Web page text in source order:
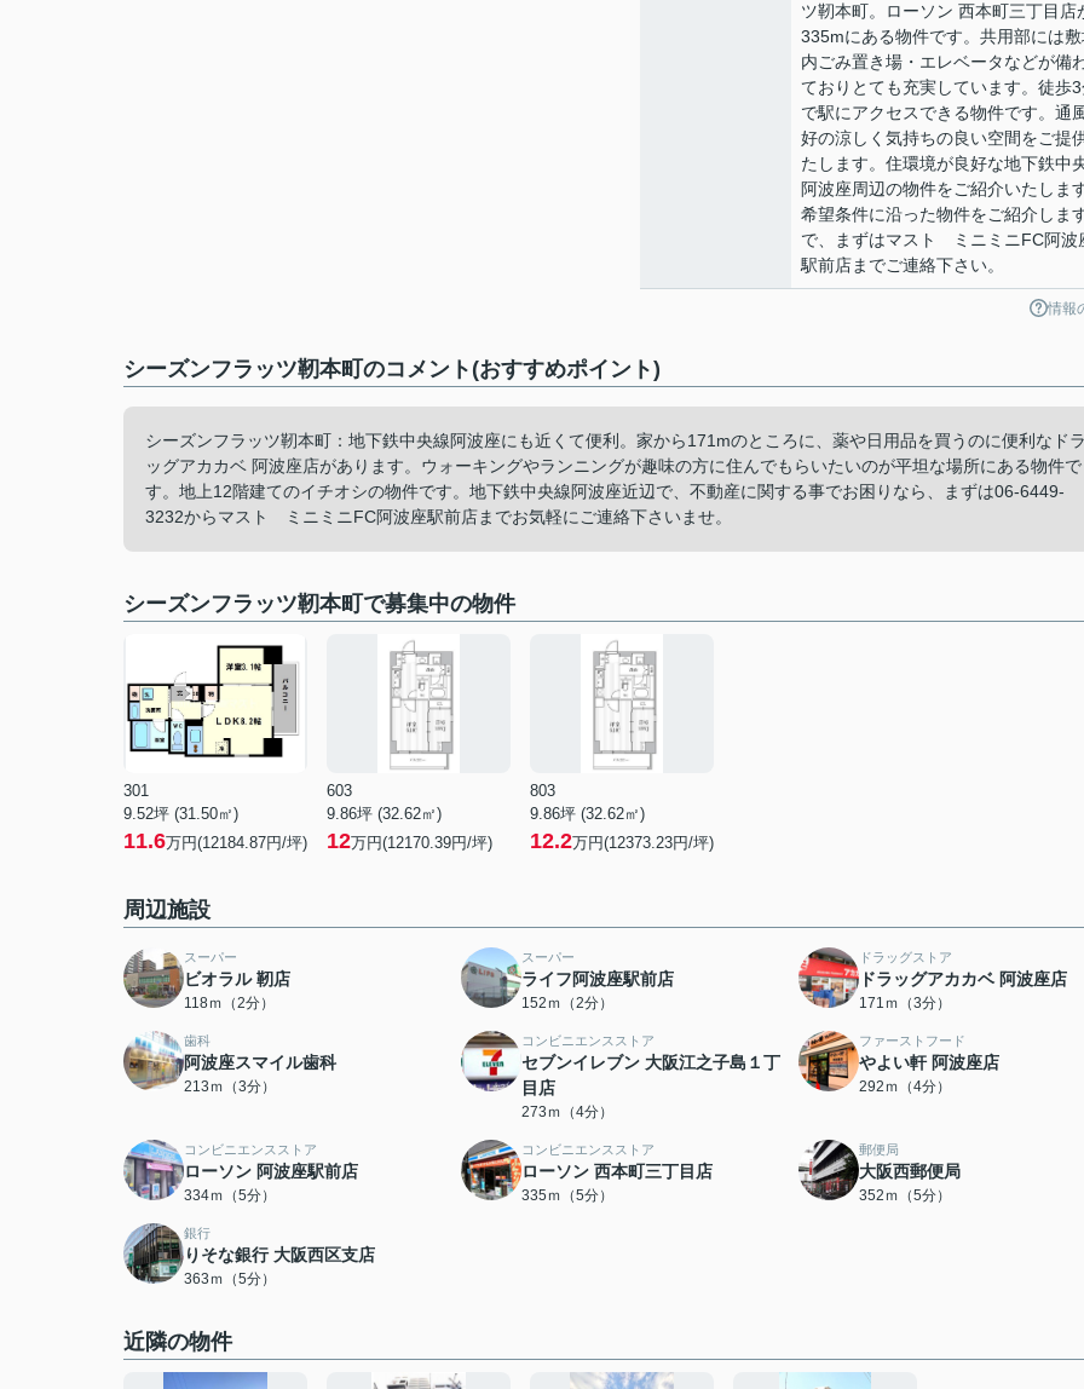
ツ靭本町。ローソン 西本町三丁目店
335mにある物件です。共用部には
内ごみ置き場・エレベータなどが備
ておりとても充実しています。徒歩
で駅にアクセスできる物件です。通
好の涼しく気持ちの良い空間をご提
たします。住環境が良好な地下鉄中
阿波座周辺の物件をご紹介いたしま
希望条件に沿った物件をご紹介しま
で、まずはマスト ミニミニFC阿波
駅前店までご連絡下さい。
情報
シーズンフラッツ靭本町のコメント(おすすめポイント)
シーズンフラッツ靭本町：地下鉄中央線阿波座にも近くて便利。家から171mのところに、薬や日用品を買うのに便利なド
ッグアカカベ 阿波座店があります。ウォーキングやランニングが趣味の方に住んでもらいたいのが平坦な場所にある物件で
す。地上12階建てのイチオシの物件です。地下鉄中央線阿波座近辺で、不動産に関する事でお困りなら、まずは06-6449-
3232からマスト ミニミニFC阿波座駅前店までお気軽にご連絡下さいませ。
シーズンフラッツ靭本町で募集中の物件
301
9.52坪 (31.50㎡)
11.6万円(12184.87円/坪)
603
9.86坪 (32.62㎡)
12万円(12170.39円/坪)
803
9.86坪 (32.62㎡)
12.2万円(12373.23円/坪)
周辺施設
スーパー
ビオラル 靭店
118ｍ（2分）
スーパー
ライフ阿波座駅前店
152ｍ（2分）
ドラッグストア
ドラッグアカカベ 阿波座店
171ｍ（3分）
歯科
阿波座スマイル歯科
213ｍ（3分）
コンビニエンスストア
セブンイレブン 大阪江之子島１丁
目店
273ｍ（4分）
ファーストフード
やよい軒 阿波座店
292ｍ（4分）
コンビニエンスストア
ローソン 阿波座駅前店
334ｍ（5分）
コンビニエンスストア
ローソン 西本町三丁目店
335ｍ（5分）
郵便局
大阪西郵便局
352ｍ（5分）
銀行
りそな銀行 大阪西区支店
363ｍ（5分）
近隣の物件